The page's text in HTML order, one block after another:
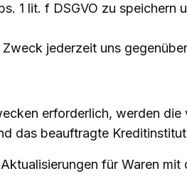
1 lit. f DSGVO zu
jederzeit uns
erforderlich, werden
das beauftragte
für Waren